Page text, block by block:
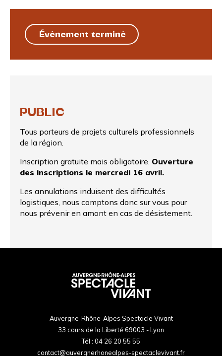
Événement terminé
PUBLIC
Tous porteurs de projets culturels professionnels
de la région.
Inscription gratuite mais obligatoire. Ouverture
des inscriptions le mercredi 16 avril.
Les annulations induisent des difficultés
logistiques, nous comptons donc sur vous pour
nous prévenir en amont en cas de désistement.
Auvergne-Rhône-Alpes Spectacle Vivant
33 cours de la Liberté 69003 - Lyon
Tél : 04 26 20 55 55
contact@auvergnerhonealpes-spectaclevivant.fr